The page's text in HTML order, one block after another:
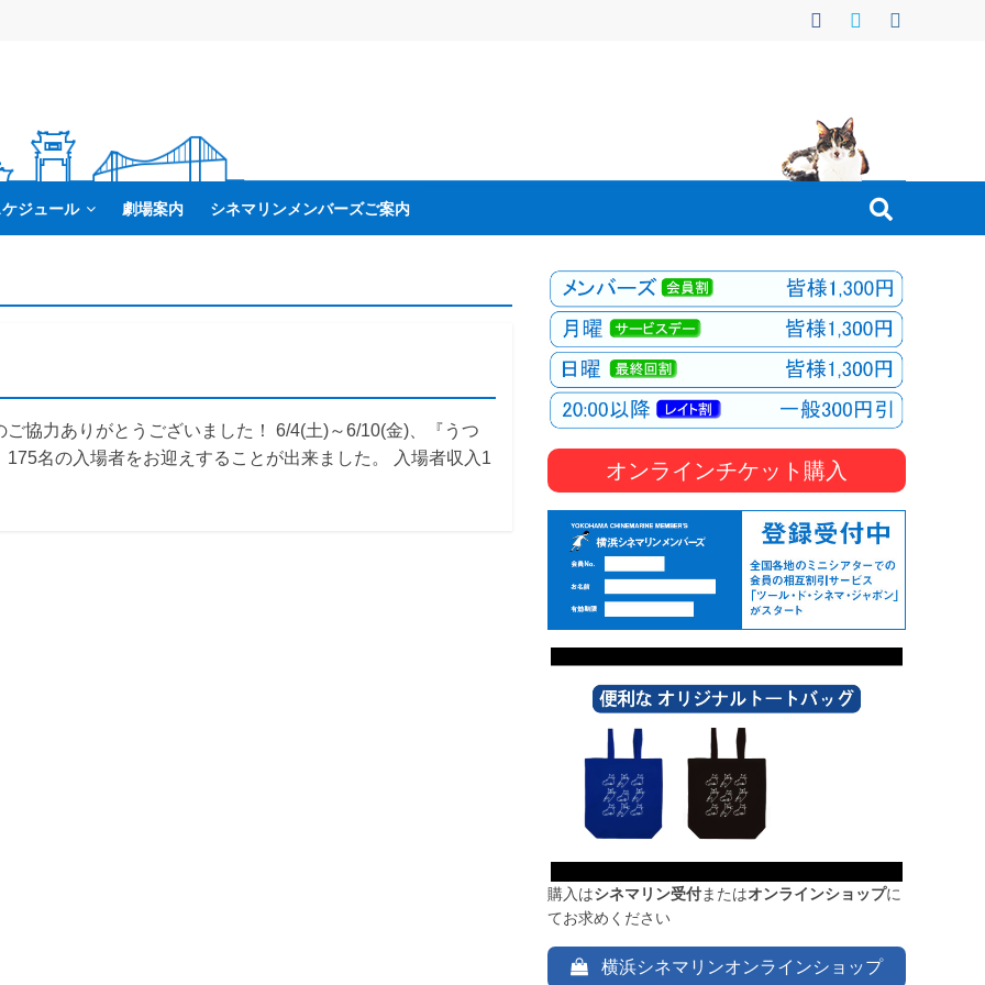
ジュール 劇場案内 シネマリンメンバーズご案内
協力ありがとうございました！ 6/4(土)～6/10(金)、『うつ
名の入場者をお迎えすることが出来ました。 入場者収入1
オンラインチケット購入
購入はシネマリン受付またはオンラインショップに
てお求めください
横浜シネマリンオンラインショップ